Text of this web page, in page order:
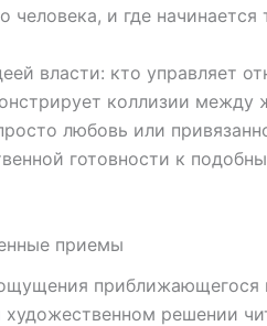
человека, и где начинается
власти: кто управляет
коллизии
любовь или
готовности к
приемы
решении